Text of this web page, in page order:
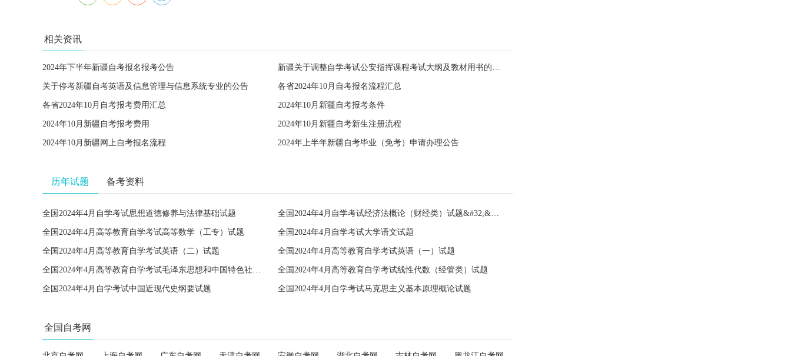
相关资讯
2024年下半年新疆自考报名报考公告 新疆关于调整自学考试公安指挥课程考试大纲及教材用书的公告
关于停考新疆自考英语及信息管理与信息系统专业的公告 各省2024年10月自考报名流程汇总
各省2024年10月自考报考费用汇总 2024年10月新疆自考报考条件
2024年10月新疆自考报考费用 2024年10月新疆自考新生注册流程
2024年10月新疆网上自考报名流程 2024年上半年新疆自考毕业（免考）申请办理公告
历年试题 备考资料
全国2024年4月自学考试思想道德修养与法律基础试题 全国2024年4月自学考试经济法概论（财经类）试题&#32;&#32;
全国2024年4月高等教育自学考试高等数学（工专）试题 全国2024年4月自学考试大学语文试题
全国2024年4月高等教育自学考试英语（二）试题 全国2024年4月高等教育自学考试英语（一）试题
全国2024年4月高等教育自学考试毛泽东思想和中国特色社会主义理论体系概论试题 全国2024年4月高等教育自学考试线性代数（经管类）试题
全国2024年4月自学考试中国近现代史纲要试题 全国2024年4月自学考试马克思主义基本原理概论试题
全国自考网